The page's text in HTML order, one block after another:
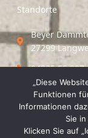
Standorte
Beyer
27299
04235 55 297
Standort
Vechta
04441 8 89
„Diese
Funktionen
Informationen
Sie
Klicken Sie auf